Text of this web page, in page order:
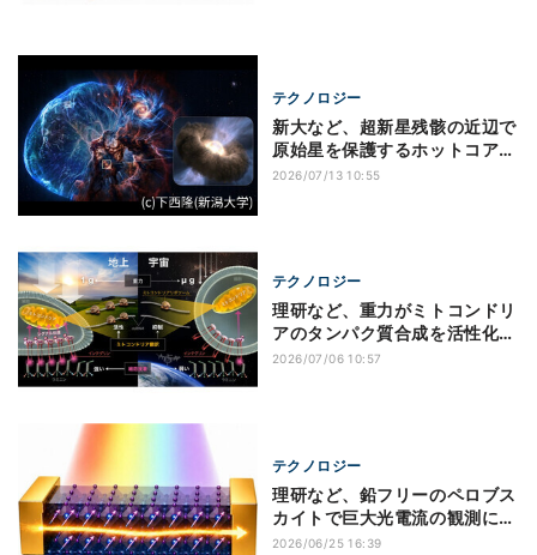
テクノロジー
新大など、超新星残骸の近辺で
原始星を保護するホットコアを
発見
2026/07/13 10:55
テクノロジー
理研など、重力がミトコンドリ
アのタンパク質合成を活性化す
る仕組みを解明
2026/07/06 10:57
テクノロジー
理研など、鉛フリーのペロブス
カイトで巨大光電流の観測に成
功
2026/06/25 16:39